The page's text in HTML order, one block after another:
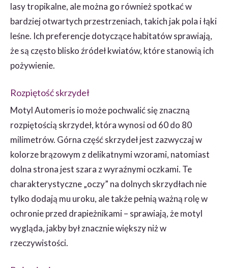
lasy tropikalne, ale można go również spotkać w
bardziej otwartych przestrzeniach, takich jak pola i łąki
leśne. Ich preferencje dotyczące habitatów sprawiają,
że są często blisko źródeł kwiatów, które stanowią ich
pożywienie.
Rozpiętość skrzydeł
Motyl Automeris io może pochwalić się znaczną
rozpiętością skrzydeł, która wynosi od 60 do 80
milimetrów. Górna część skrzydeł jest zazwyczaj w
kolorze brązowym z delikatnymi wzorami, natomiast
dolna strona jest szara z wyraźnymi oczkami. Te
charakterystyczne „oczy” na dolnych skrzydłach nie
tylko dodają mu uroku, ale także pełnią ważną rolę w
ochronie przed drapieżnikami – sprawiają, że motyl
wygląda, jakby był znacznie większy niż w
rzeczywistości.